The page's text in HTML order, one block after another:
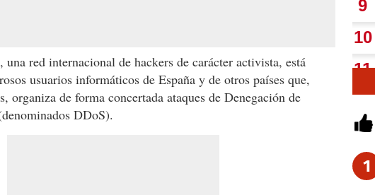
red internacional de hackers de carácter activista, está
usuarios informáticos de España y de otros países que,
organiza de forma concertada ataques de Denegación de
DDoS).
1